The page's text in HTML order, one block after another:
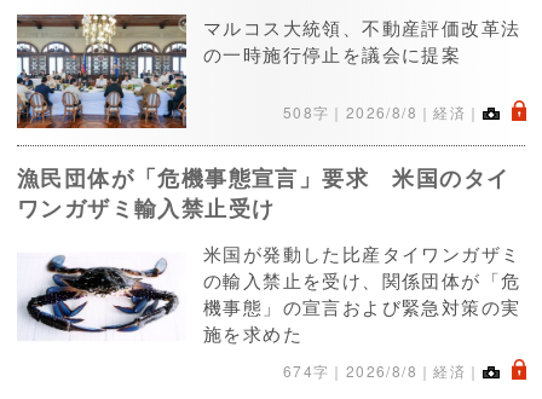
マルコス大統領、不動産評価改革法
の一時施行停止を議会に提案
508字｜ 2026/8/8 ｜経済｜ .
漁民団体が「危機事態宣言」要求 米国のタイ
ワンガザミ輸入禁止受け
米国が発動した比産タイワンガザミ
の輸入禁止を受け、関係団体が「危
機事態」の宣言および緊急対策の実
施を求めた
674字｜ 2026/8/8 ｜経済｜ .